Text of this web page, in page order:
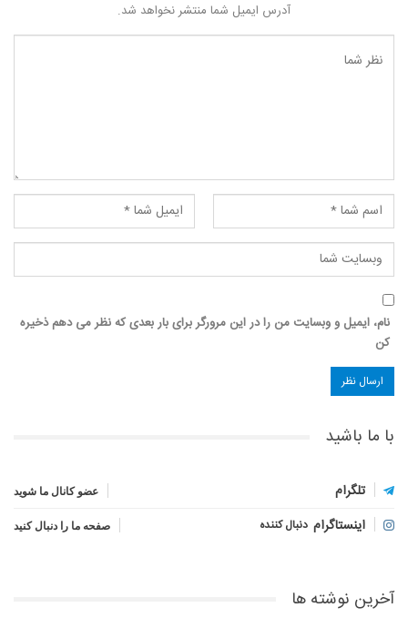
آدرس ایمیل شما منتشر نخواهد شد.
نام، ایمیل و وبسایت من را در این مرورگر برای بار بعدی که نظر می دهم ذخیره
کن
با ما باشید
تلگرام عضو کانال ما شوید
اینستاگرام دنبال کننده صفحه ما را دنبال کنید
آخرین نوشته ها